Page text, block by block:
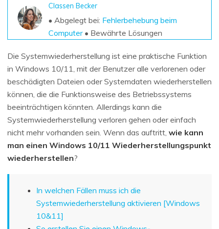
Classen Becker
• Abgelegt bei: Fehlerbehebung beim
Computer• Bewährte Lösungen
Die Systemwiederherstellung ist eine praktische Funktion
in Windows 10/11, mit der Benutzer alle verlorenen oder
beschädigten Dateien oder Systemdaten wiederherstellen
können, die die Funktionsweise des Betriebssystems
beeinträchtigen könnten. Allerdings kann die
Systemwiederherstellung verloren gehen oder einfach
nicht mehr vorhanden sein. Wenn das auftritt, wie kann
man einen Windows 10/11 Wiederherstellungspunkt
wiederherstellen?
In welchen Fällen muss ich die
Systemwiederherstellung aktivieren [Windows
10&11]